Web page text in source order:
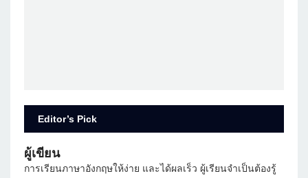
Editor’s Pick
ผู้เขียน
การเรียนภาษาอังกฤษให้ง่าย และได้ผลเร็ว ผู้เรียนจำเป็นต้องรู้